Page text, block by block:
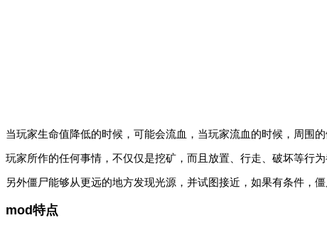
当玩家生命值降低的时候，可能会流血，当玩家流血的时候，周围
玩家所作的任何事情，不仅仅是挖矿，而且放置、行走、破坏等行
另外僵尸能够从更远的地方发现光源，并试图接近，如果有条件，
mod特点